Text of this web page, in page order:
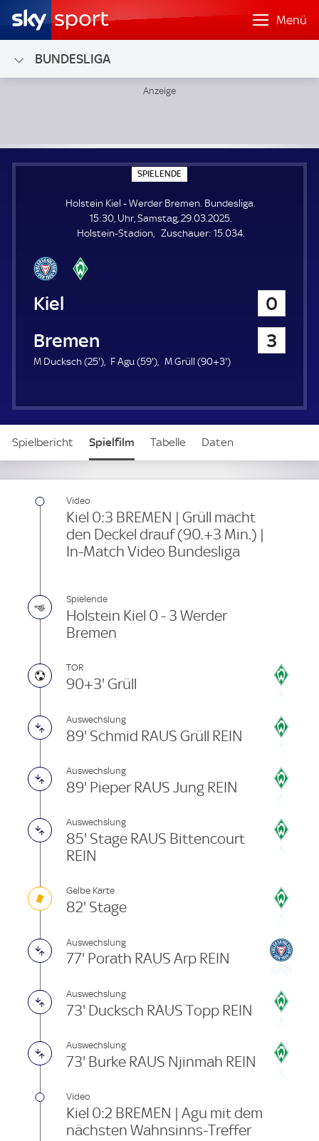
Menü
BUNDESLIGA
SPIELENDE
P
E
L
E
N
Holstein Kiel - Werder Bremen. Bundesliga.
15:30, Uhr, Samstag, 29.03.2025.
Holstein-Stadion
Zuschauer: Z
15.034.
Holstein Kiel
0
Werder Bremen
3
M Ducksch (25'2
u
t
) F Agu (59'5
u
t
) M Grüll (90+3'9
u
t
)
Spielbericht Spielfilm Tabelle Daten
Aufstellung Live
Video
Kiel 0:3 BREMEN | Grüll macht
den Deckel drauf (90.+3 Min.) |
In-Match Video Bundesliga
Spielende
Holstein Kiel 0 - 3 Werder
Bremen
TOR
90+3' Grüll
Auswechslung
89' Schmid RAUS Grüll REIN
Auswechslung
89' Pieper RAUS Jung REIN
Auswechslung
85' Stage RAUS Bittencourt
REIN
Gelbe Karte
82' Stage
Auswechslung
77' Porath RAUS Arp REIN
Auswechslung
73' Ducksch RAUS Topp REIN
Auswechslung
73' Burke RAUS Njinmah REIN
Video
Kiel 0:2 BREMEN | Agu mit dem
nächsten Wahnsinns-Treffer